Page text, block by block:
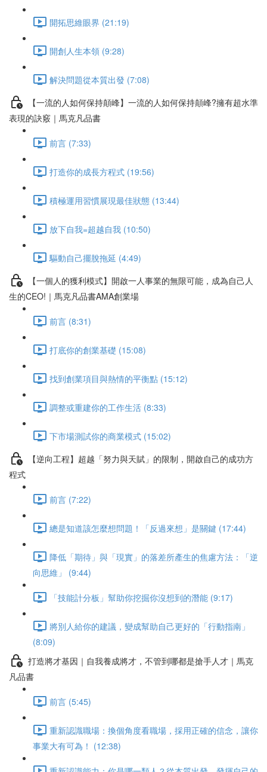
開拓思維眼界 (21:19)
開創人生本領 (9:28)
解決問題從本質出發 (7:08)
【一流的人如何保持顛峰】一流的人如何保持顛峰?擁有超水準
表現的訣竅｜馬克凡品書
前言 (7:33)
打造你的成長方程式 (19:56)
積極運用習慣展現最佳狀態 (13:44)
放下自我=超越自我 (10:50)
驅動自己擺脫拖延 (4:49)
【一個人的獲利模式】開啟一人事業的無限可能，成為自己人
生的CEO!｜馬克凡品書AMA創業場
前言 (8:31)
打底你的創業基礎 (15:08)
找到創業項目與熱情的平衡點 (15:12)
調整或重建你的工作生活 (8:33)
下市場測試你的商業模式 (15:02)
【逆向工程】超越「努力與天賦」的限制，開啟自己的成功方
程式
前言 (7:22)
總是知道該怎麼想問題！「反過來想」是關鍵 (17:44)
降低「期待」與「現實」的落差所產生的焦慮方法：「逆
向思維」 (9:44)
「技能計分板」幫助你挖掘你沒想到的潛能 (9:17)
將別人給你的建議，變成幫助自己更好的「行動指南」
(8:09)
打造將才基因｜自我養成將才，不管到哪都是搶手人才｜馬克
凡品書
前言 (5:45)
重新認識職場：換個角度看職場，採用正確的信念，讓你
事業大有可為！ (12:38)